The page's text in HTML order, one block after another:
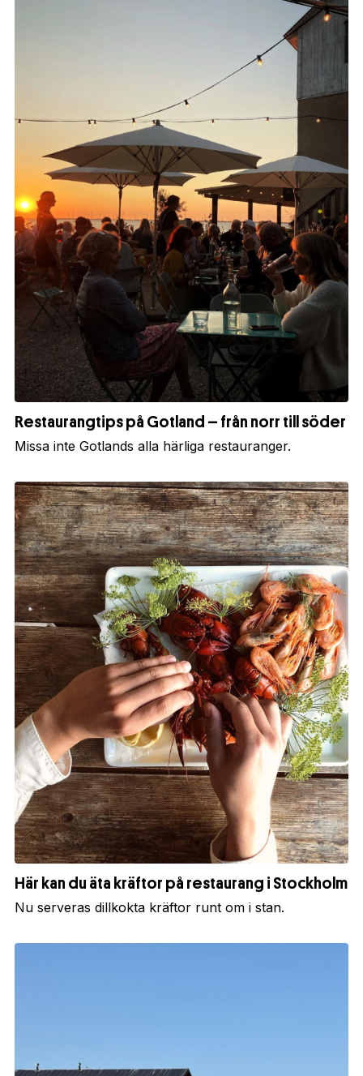
Restaurangtips på Gotland – från norr till söder
Missa inte Gotlands alla härliga restauranger.
Här kan du äta kräftor på restaurang i Stockholm
Nu serveras dillkokta kräftor runt om i stan.